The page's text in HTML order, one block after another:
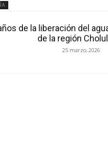
de la liberación del
de la región
25 marzo, 2026